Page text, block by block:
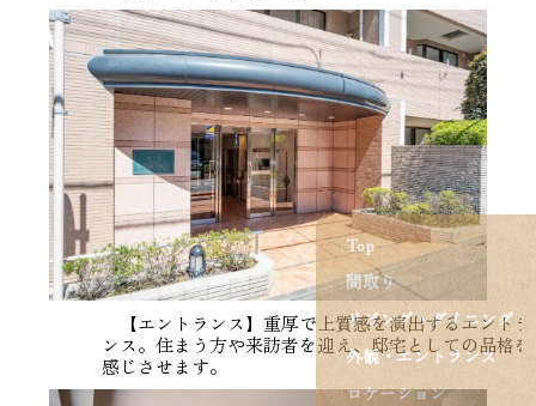
Top
間取り
リビング・ダイニング
外観・エントランス
ロケーション
【エントランス】重厚で上質感を演出するエントラ
ンス。住まう方や来訪者を迎え、邸宅としての品格を
感じさせます。